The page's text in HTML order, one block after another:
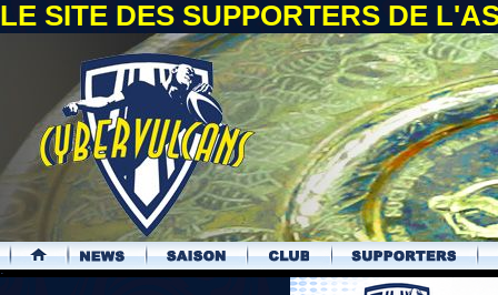
LE SITE DES SUPPORTERS DE
.